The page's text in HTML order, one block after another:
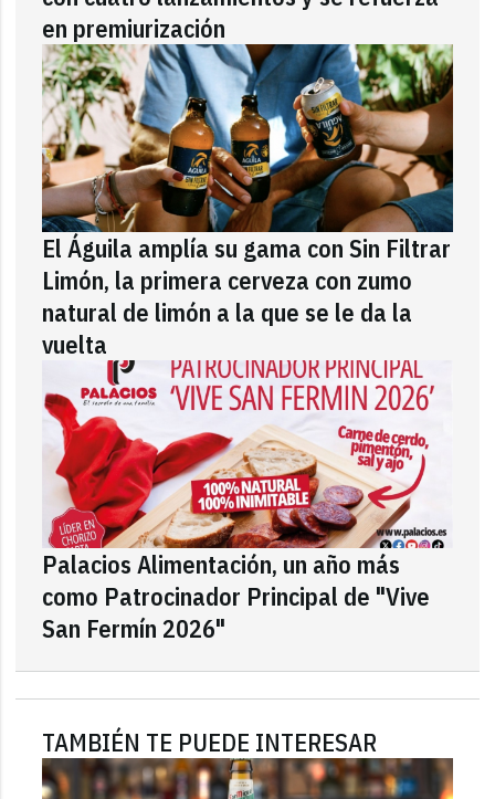
en premiurización
El Águila amplía su gama con Sin Filtrar
Limón, la primera cerveza con zumo
natural de limón a la que se le da la
vuelta
Palacios Alimentación, un año más
como Patrocinador Principal de "Vive
San Fermín 2026"
TAMBIÉN TE PUEDE INTERESAR